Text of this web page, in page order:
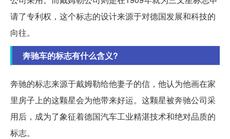
请了专利权，这个标志的设计来源于对德国发展和科技的
向往。
奔驰车的标志有什么含义?
奔驰的标志来源于戴姆勒给他妻子的信，他认为他画在家
里房子上的这颗星会为他带来好运。这颗星被奔驰公司采
用后，成为了象征着德国汽车工业精湛技术和绝对品质的
标志。